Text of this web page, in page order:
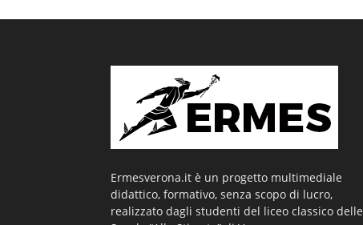
Ermesverona.it è un progetto multimediale
didattico, formativo, senza scopo di lucro,
realizzato dagli studenti del liceo classico delle